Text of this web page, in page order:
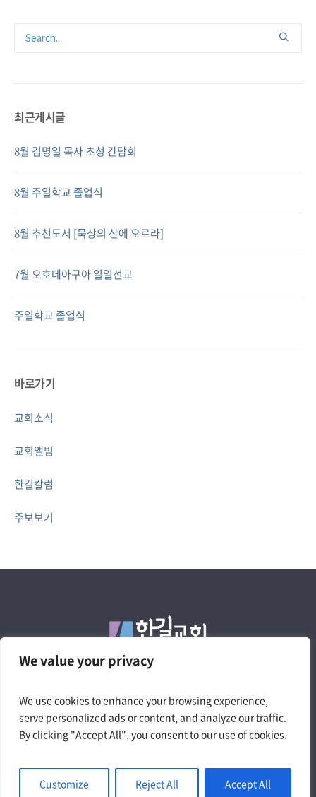
We value your privacy
We use cookies to enhance your browsing experience,
serve personalized ads or content, and analyze our traffic.
By clicking "Accept All", you consent to our use of cookies.
Customize Reject All Accept All
최근게시글
8월 김명일 목사 초청 간담회
8월 주일학교 졸업식
8월 추천도서 [묵상의 산에 오르라]
7월 오호데아구아 일일선교
주일학교 졸업식
바로가기
교회소식
교회앨범
한길칼럼
주보보기
4050 W. Pico Blvd. Los Angeles, CA 90019
Tel.323.735.0200 | churchtheway@gmail.com
© 2024 The Way Church